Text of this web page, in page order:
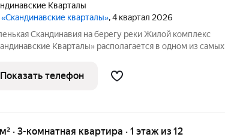
Кварталы
«Скандинавские кварталы», 4 квартал 2026
Скандинавия на берегу реки Жилой комплекс
Кварталы» располагается в одном из самых
открываются прекрасные виды на холмы и нетронутую
Уникальная
Показать телефон
м² · 3-комнатная квартира · 1 этаж из 12